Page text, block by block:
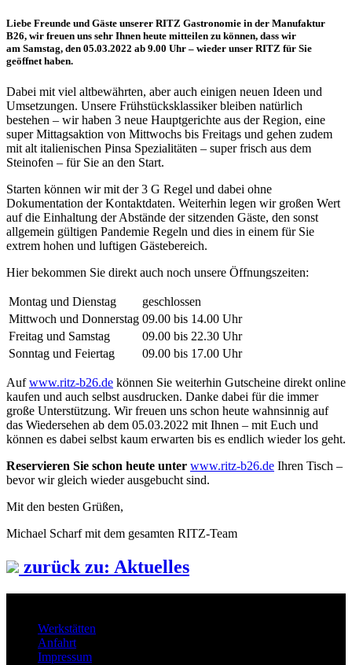
Liebe Freunde und Gäste unserer RITZ Gastronomie in der Manufaktur
B26, wir freuen uns sehr Ihnen heute mitteilen zu können, dass wir
am Samstag, den 05.03.2022 ab 9.00 Uhr – wieder unser RITZ für Sie
geöffnet haben.
Dabei mit viel altbewährten, aber auch einigen neuen Ideen und
Umsetzungen. Unsere Frühstücksklassiker bleiben natürlich
bestehen – wir haben 3 neue Hauptgerichte aus der Region, eine
super Mittagsaktion von Mittwochs bis Freitags und gehen zudem
mit alt italienischen Pinsa Spezialitäten – super frisch aus dem
Steinofen – für Sie an den Start.
Starten können wir mit der 3 G Regel und dabei ohne
Dokumentation der Kontaktdaten. Weiterhin legen wir großen Wert
auf die Einhaltung der Abstände der sitzenden Gäste, den sonst
allgemein gültigen Pandemie Regeln und dies in einem für Sie
extrem hohen und luftigen Gästebereich.
Hier bekommen Sie direkt auch noch unsere Öffnungszeiten:
Montag und Dienstag
geschlossen
Mittwoch und Donnerstag 09.00 bis 14.00 Uhr
Freitag und Samstag
09.00 bis 22.30 Uhr
Sonntag und Feiertag
09.00 bis 17.00 Uhr
Aufwww.ritz-b26.de können Sie weiterhin Gutscheine direkt online
kaufen und auch selbst ausdrucken. Danke dabei für die immer
große Unterstützung. Wir freuen uns schon heute wahnsinnig auf
das Wiedersehen ab dem 05.03.2022 mit Ihnen – mit Euch und
können es dabei selbst kaum erwarten bis es endlich wieder los geht.
Reservieren Sie schon heute unter www.ritz-b26.de Ihren Tisch –
bevor wir gleich wieder ausgebucht sind.
Mit den besten Grüßen,
Michael Scharf mit dem gesamten RITZ-Team
zurück zu: Aktuelles
Werkstätten
Anfahrt
Impressum